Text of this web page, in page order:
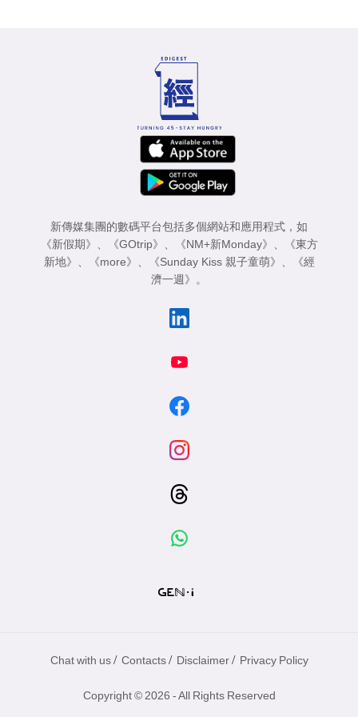
新傳媒集團的數碼平台包括多個網站和應用程式，如
《新假期》
《GOtrip》 《NM+新Monday》
《東方
新地》
《more》 《Sunday Kiss 親子童萌》
《經
濟一週》
。
Chat with us / Contacts / Disclaimer / Privacy Policy
Copyright © 2026 - All Rights Reserved